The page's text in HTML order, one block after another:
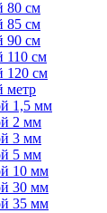
80 см
85 см
90 см
110 см
120 см
метр
1,5 мм
2 мм
3 мм
5 мм
10 мм
30 мм
35 мм